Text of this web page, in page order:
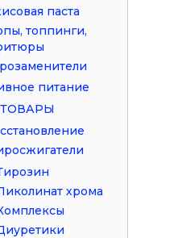
паста
топпинги,
питание
хрома